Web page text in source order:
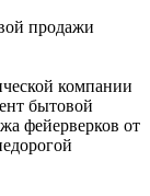
продажи
компании
бытовой
фейерверков от